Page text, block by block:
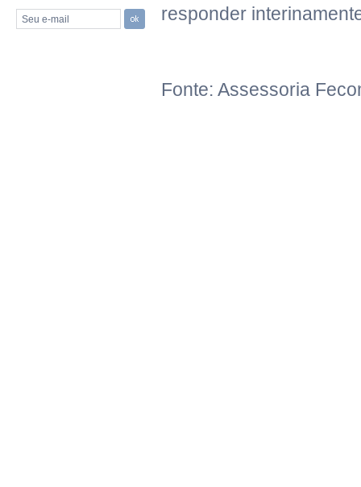
Seu e-mail
responder
Fonte: Assessoria